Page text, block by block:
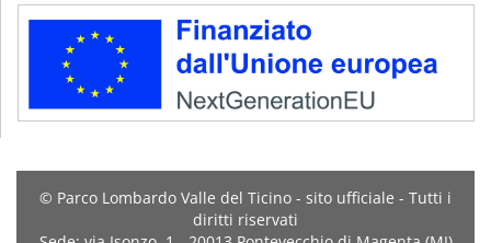
© Parco Lombardo Valle del Ticino - sito ufficiale - Tutti i
diritti riservati